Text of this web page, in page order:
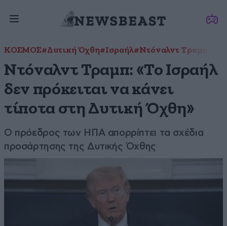
ΚΟΣΜΟΣ#Δυτική Όχθη#Ισραήλ#Ντόναλντ Τραμπ
Ντόναλντ Τραμπ: «Το Ισραήλ
δεν πρόκειται να κάνει
τίποτα στη Δυτική Όχθη»
Ο πρόεδρος των ΗΠΑ απορρίπτει τα σχέδια
προσάρτησης της Δυτικής Όχθης